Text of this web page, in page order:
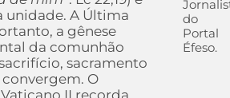
unidade. A Última
a gênese
da comunhão
sacramento
convergem. O
do
Portal
Éfeso.